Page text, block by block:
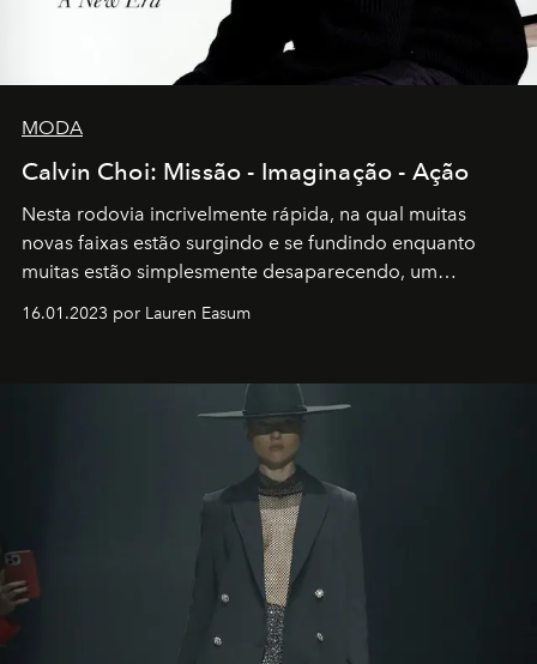
MODA
Calvin Choi: Missão - Imaginação - Ação
Nesta rodovia incrivelmente rápida, na qual muitas
novas faixas estão surgindo e se fundindo enquanto
muitas estão simplesmente desaparecendo, um
transportador AMTD abrindo caminho para muitos
por propósitos, com um claro senso de missão na vida e
16.01.2023 por Lauren Easum